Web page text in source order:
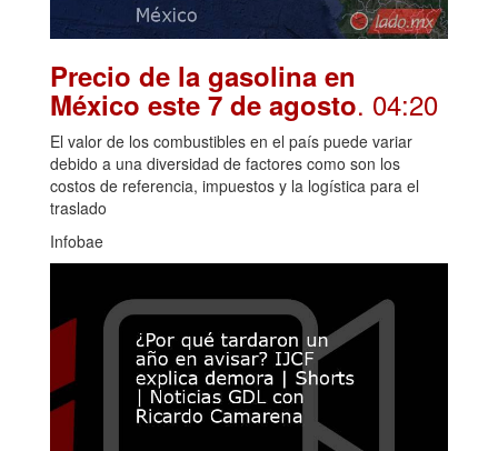
Precio de la gasolina en
México este 7 de agosto. 04:20
El valor de los combustibles en el país puede variar
debido a una diversidad de factores como son los
costos de referencia, impuestos y la logística para el
traslado
Infobae